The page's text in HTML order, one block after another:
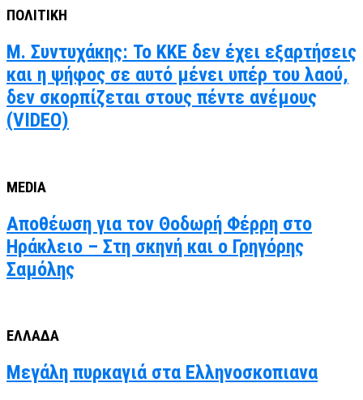
ΠΟΛΙΤΙΚΗ
Μ. Συντυχάκης: Το ΚΚΕ δεν έχει εξαρτήσεις
και η ψήφος σε αυτό μένει υπέρ του λαού,
δεν σκορπίζεται στους πέντε ανέμους
(VIDEO)
MEDIA
Αποθέωση για τον Θοδωρή Φέρρη στο
Ηράκλειο – Στη σκηνή και ο Γρηγόρης
Σαμόλης
ΕΛΛΑΔΑ
Μεγάλη πυρκαγιά στα Ελληνοσκοπιανα